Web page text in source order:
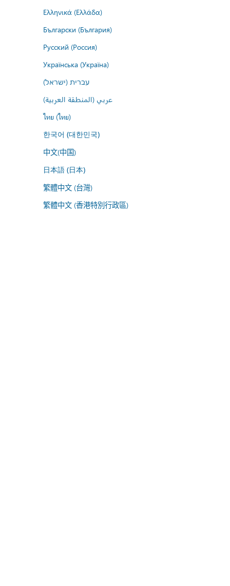
Ελληνικά (Ελλάδα)
Български (България)
Русский (Россия)
Українська (Україна)
עברית (ישראל)
عربي (المنطقة العربية)
ไทย (ไทย)
한국어 (대한민국)
中文(中国)
日本語 (日本)
繁體中文 (台灣)
繁體中文 (香港特別行政區)